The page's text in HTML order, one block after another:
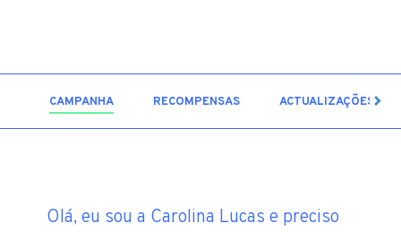
CAMPANHA RECOMPENSAS ACTUALIZAÇÕES
53
Olá, eu sou a Carolina Lucas e preciso